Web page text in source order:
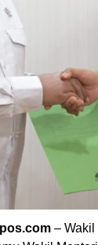
– Wakil